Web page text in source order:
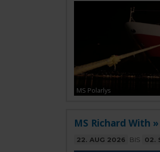
MS Polarlys
MS Richard With
22. AUG 2026 BIS 02.